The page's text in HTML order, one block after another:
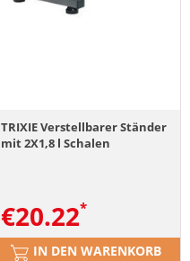
TRIXIE Verstellbarer Ständer
mit 2X1,8 l Schalen
€20.22
IN DEN WARENKORB